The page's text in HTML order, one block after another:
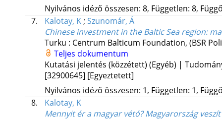
Nyilvános idéző összesen: 8, Független: 8,
7.
Kalotay, K; Szunomár, Á
Chinese investment in the Baltic Sea region:
Turku : Centrum Balticum Foundation, (BSR
Teljes dokumentum
Kutatási jelentés (közzétett) (Egyéb) |
[32900645] [Egyeztetett]
Nyilvános idéző összesen: 1, Független: 1,
8.
Kalotay, K
Mennyit ér a magyar vétó? Magyarország